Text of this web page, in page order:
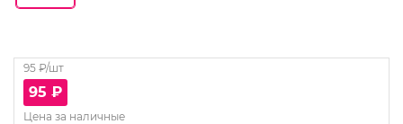
95 ₽/шт
95 ₽
Цена за наличные